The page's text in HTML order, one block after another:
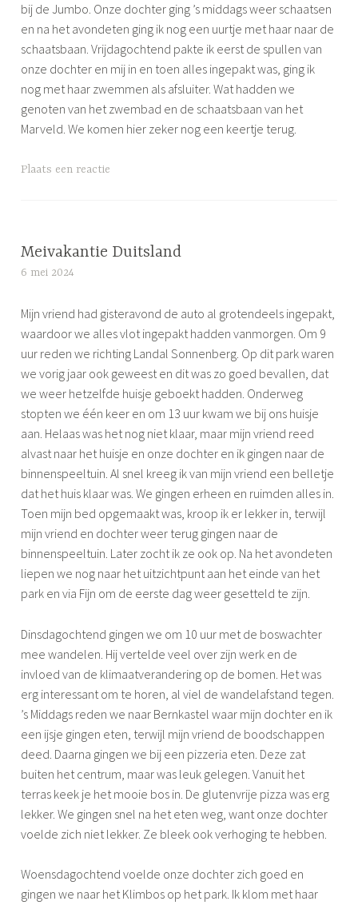
bij de Jumbo. Onze dochter ging ’s middags weer schaatsen
en na het avondeten ging ik nog een uurtje met haar naar de
schaatsbaan. Vrijdagochtend pakte ik eerst de spullen van
onze dochter en mij in en toen alles ingepakt was, ging ik
nog met haar zwemmen als afsluiter. Wat hadden we
genoten van het zwembad en de schaatsbaan van het
Marveld. We komen hier zeker nog een keertje terug.
G
g
g
d
A
l
p
a
c
a
,
v
a
k
a
n
t
i
,
o
r
a
a
r
s
k
Plaats een reactie
Meivakantie Duitsland
6 mei 2024
m
o
n
e
Mijn vriend had gisteravond de auto al grotendeels ingepakt,
waardoor we alles vlot ingepakt hadden vanmorgen. Om 9
uur reden we richting Landal Sonnenberg. Op dit park waren
we vorig jaar ook geweest en dit was zo goed bevallen, dat
we weer hetzelfde huisje geboekt hadden. Onderweg
stopten we één keer en om 13 uur kwam we bij ons huisje
aan. Helaas was het nog niet klaar, maar mijn vriend reed
alvast naar het huisje en onze dochter en ik gingen naar de
binnenspeeltuin. Al snel kreeg ik van mijn vriend een belletje
dat het huis klaar was. We gingen erheen en ruimden alles in.
Toen mijn bed opgemaakt was, kroop ik er lekker in, terwijl
mijn vriend en dochter weer terug gingen naar de
binnenspeeltuin. Later zocht ik ze ook op. Na het avondeten
liepen we nog naar het uitzichtpunt aan het einde van het
park en via Fijn om de eerste dag weer gesetteld te zijn.
Dinsdagochtend gingen we om 10 uur met de boswachter
mee wandelen. Hij vertelde veel over zijn werk en de
invloed van de klimaatverandering op de bomen. Het was
erg interessant om te horen, al viel de wandelafstand tegen.
’s Middags reden we naar Bernkastel waar mijn dochter en ik
een ijsje gingen eten, terwijl mijn vriend de boodschappen
deed. Daarna gingen we bij een pizzeria eten. Deze zat
buiten het centrum, maar was leuk gelegen. Vanuit het
terras keek je het mooie bos in. De glutenvrije pizza was erg
lekker. We gingen snel na het eten weg, want onze dochter
voelde zich niet lekker. Ze bleek ook verhoging te hebben.
Woensdagochtend voelde onze dochter zich goed en
gingen we naar het Klimbos op het park. Ik klom met haar